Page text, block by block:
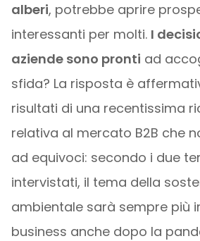
alberi, potrebbe aprire
interessanti per molti. I
aziende sono pronti ad
sfida? La risposta è
risultati di una recentissima
relativa al mercato B2B che
ad equivoci: secondo i due
intervistati, il tema della
ambientale sarà sempre più
business anche dopo la